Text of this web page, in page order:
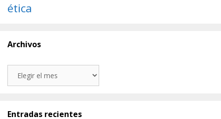
ética
Archivos
Entradas recientes